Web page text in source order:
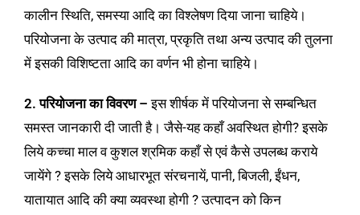
कालीन स्थिति, समस्या आदि का विश्लेषण दिया जाना चाहिये।
परियोजना के उत्पाद की मात्रा, प्रकृति तथा अन्य उत्पाद की तुलना
में इसकी विशिष्टता आदि का वर्णन भी होना चाहिये।
2. परियोजना का विवरण – इस शीर्षक में परियोजना से सम्बन्धित
समस्त जानकारी दी जाती है। जैसे-यह कहाँ अवस्थित होगी? इसके
लिये कच्चा माल व कुशल श्रमिक कहाँ से एवं कैसे उपलब्ध कराये
जायेंगे ? इसके लिये आधारभूत संरचनायें, पानी, बिजली, ईंधन,
यातायात आदि की क्या व्यवस्था होगी ? उत्पादन को किन